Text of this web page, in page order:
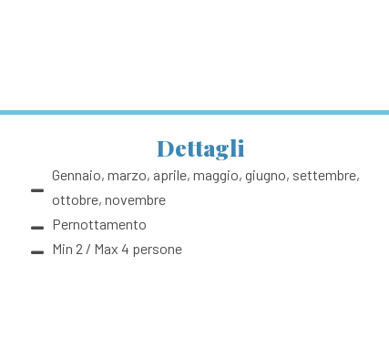
Dettagli
Gennaio, marzo, aprile, maggio, giugno, settembre,
ottobre, novembre
Pernottamento
Min 2 / Max 4 persone